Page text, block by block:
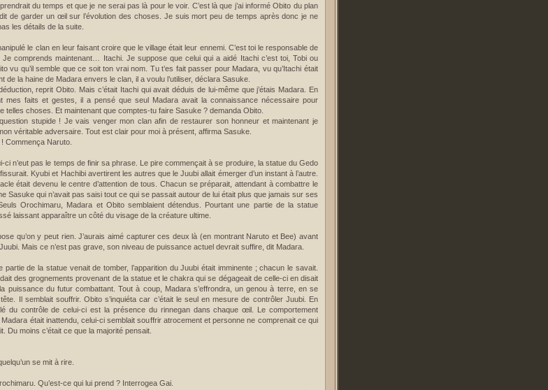
du temps et que je ne serai pas là pour le voir. C’est là que j’ai informé Obito du plan
de garder un œil sur l’évolution des choses. Je suis mort peu de temps après donc je ne
les détails de la suite.
le clan en leur faisant croire que le village était leur ennemi. C’est toi le responsable de
Je comprends maintenant… Itachi. Je suppose que celui qui a aidé Itachi c’est toi, Tobi ou
vu qu’il semble que ce soit ton vrai nom. Tu t’es fait passer pour Madara, vu qu’Itachi était
de la haine de Madara envers le clan, il a voulu l’utiliser, déclara Sasuke.
reprit Obito. Mais c’était Itachi qui avait déduis de lui-même que j’étais Madara. En
mes faits et gestes, il a pensé que seul Madara avait la connaissance nécessaire pour
telles choses. Et maintenant que comptes-tu faire Sasuke ? demanda Obito.
stupide ! Je vais venger mon clan afin de restaurer son honneur et maintenant je
véritable adversaire. Tout est clair pour moi à présent, affirma Sasuke.
Commença Naruto.
ci n’eut pas le temps de finir sa phrase. Le pire commençait à se produire, la statue du Gedo
Kyubi et Hachibi avertirent les autres que le Juubi allait émerger d’un instant à l’autre.
était devenu le centre d’attention de tous. Chacun se préparait, attendant à combattre le
Sasuke qui n’avait pas saisi tout ce qui se passait autour de lui était plus que jamais sur ses
Orochimaru, Madara et Obito semblaient détendus. Pourtant une partie de la statue
laissant apparaître un côté du visage de la créature ultime.
qu’on y peut rien. J’aurais aimé capturer ces deux là (en montrant Naruto et Bee) avant
Juubi. Mais ce n’est pas grave, son niveau de puissance actuel devrait suffire, dit Madara.
partie de la statue venait de tomber, l’apparition du Juubi était imminente ; chacun le savait.
des grognements provenant de la statue et le chakra qui se dégageait de celle-ci en disait
puissance du futur combattant. Tout à coup, Madara s’effrondra, un genou à terre, en se
Il semblait souffrir. Obito s’inquiéta car c’était le seul en mesure de contrôler Juubi. En
du contrôle de celui-ci est la présence du rinnegan dans chaque œil. Le comportement
était inattendu, celui-ci semblait souffrir atrocement et personne ne comprenait ce qui
Du moins c’était ce que la majorité pensait.
se mit à rire.
Qu’est-ce qui lui prend ? Interrogea Gai.